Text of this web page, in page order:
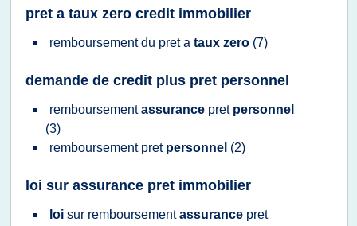
pret a taux zero credit immobilier
remboursementdu preta taux zero (7)
demande de credit plus pret personnel
remboursementassurance pret personnel
(3)
remboursement pret personnel (2)
loi sur assurance pret immobilier
loi sur remboursementassurance pret